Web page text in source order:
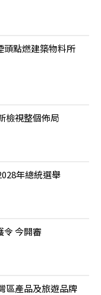
頭點燃建築物料所
檢視整個佈局
年總統選舉
令 今開審
區產品及旅遊品牌